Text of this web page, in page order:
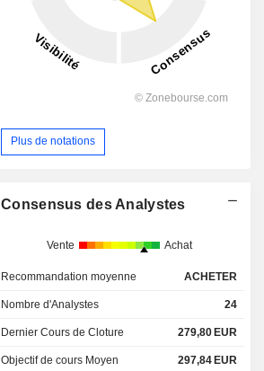
Plus de notations
Consensus des Analystes
Vente Achat
Recommandation moyenne ACHETER
Nombre d'Analystes 24
Dernier Cours de Cloture 279,80 EUR
Objectif de cours Moyen 297,84 EUR